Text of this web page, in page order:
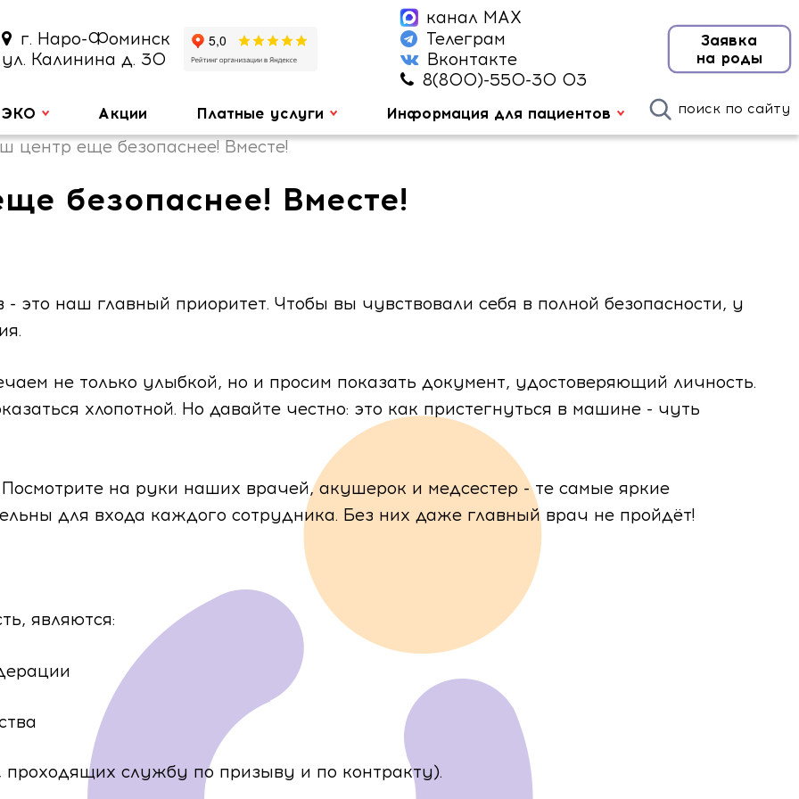
г. Наро-Фоминск
ул. Калинина д. 30
канал MAX
Телеграм
Вконтакте
8(800)-550-30 03
Заявка
на роды
ЭКО Акции Платные услуги Информация для пациентов поиск по сайту
центр еще безопаснее! Вместе!
безопаснее! Вместе!
это наш главный приоритет. Чтобы вы чувствовали себя в полной безопасности, у
не только улыбкой, но и просим показать документ, удостоверяющий личность.
хлопотной. Но давайте честно: это как пристегнуться в машине - чуть
на руки наших врачей, акушерок и медсестер - те самые яркие
для входа каждого сотрудника. Без них даже главный врач не пройдёт!
являются:
службу по призыву и по контракту).
или
Запись на прием
Ф.И.О.